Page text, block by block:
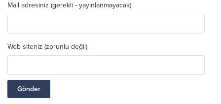
Mail adresiniz (gerekli - yayınlanmayacak)
Web siteniz (zorunlu değil)